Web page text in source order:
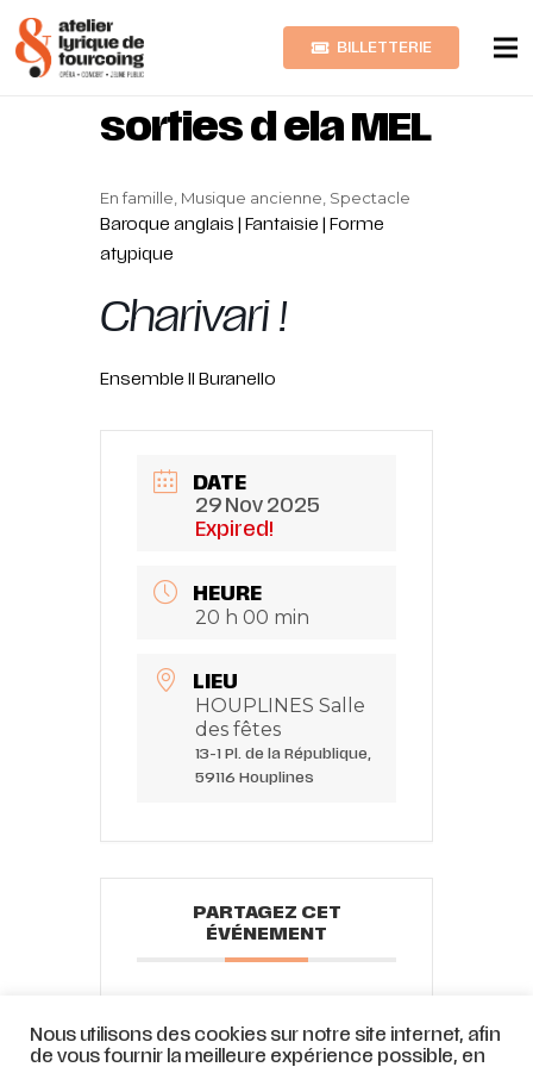
BILLETTERIE
Charivari ! Belles
sorties d ela MEL
En famille, Musique ancienne, Spectacle
Baroque anglais | Fantaisie | Forme
atypique
Charivari !
Ensemble Il Buranello
DATE
29 Nov 2025
Expired!
HEURE
20 h 00 min
LIEU
HOUPLINES Salle
des fêtes
13-1 Pl. de la République,
59116 Houplines
PARTAGEZ CET
ÉVÉNEMENT
Nous utilisons des cookies sur notre site internet, afin
de vous fournir la meilleure expérience possible, en